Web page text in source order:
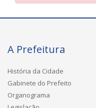
A Prefeitura
História da Cidade
Gabinete do Prefeito
Organograma